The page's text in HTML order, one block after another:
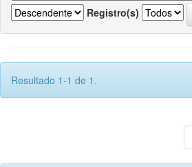
Registro(s)
Resultado 1-1 de 1.